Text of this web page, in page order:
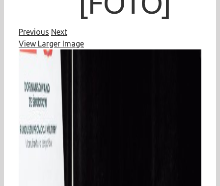
Previous Next
View Larger Image